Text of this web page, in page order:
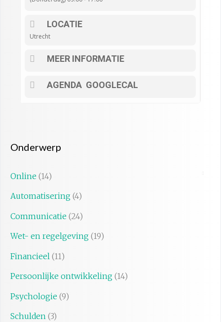
LOCATIE
Utrecht
MEER INFORMATIE
AGENDA GOOGLECAL
Onderwerp
Online (14)
Automatisering (4)
Communicatie (24)
Wet- en regelgeving (19)
Financieel (11)
Persoonlijke ontwikkeling (14)
Psychologie (9)
Schulden (3)